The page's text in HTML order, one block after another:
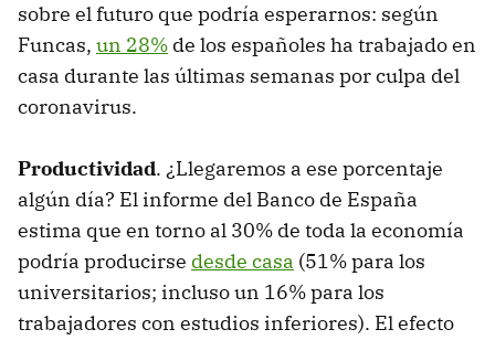
sobre el futuro que podría esperarnos: según
Funcas, un 28% de los españoles ha trabajado en
casa durante las últimas semanas por culpa del
coronavirus.
Productividad. ¿Llegaremos a ese porcentaje
algún día? El informe del Banco de España
estima que en torno al 30% de toda la economía
podría producirse desde casa (51% para los
universitarios; incluso un 16% para los
trabajadores con estudios inferiores). El efecto